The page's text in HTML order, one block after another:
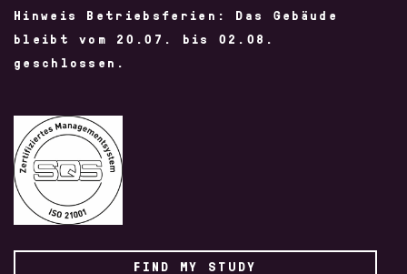
Hinweis Betriebsferien: Das Gebäude
bleibt vom 20.07. bis 02.08.
geschlossen.
FIND MY STUDY